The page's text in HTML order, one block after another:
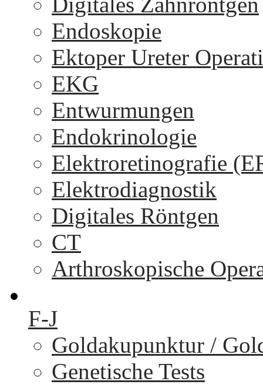
Endoskopie
Ektoper Ureter
EKG
Entwurmungen
Endokrinologie
Elektroretinografie
Elektrodiagnostik
Digitales Röntgen
CT
Arthroskopische
F-J
Goldakupunktur /
Genetische Tests